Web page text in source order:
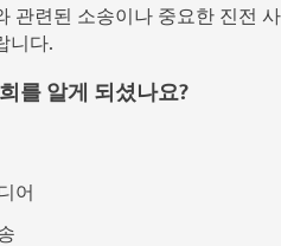
관련된 소송이나 중요한 진전
니다.
를 알게 되셨나요?
어